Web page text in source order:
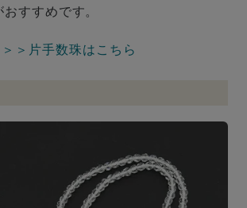
すすめです。
＞＞片手数珠はこちら